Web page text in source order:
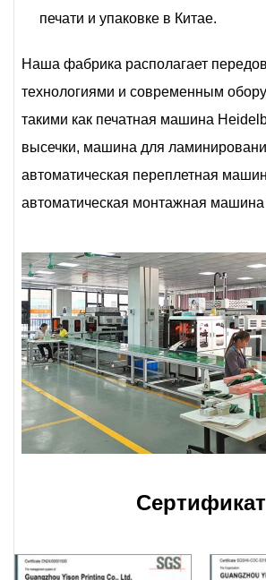
печати и упаковке в Китае.
Наша фабрика располагает
технологиями и современным
такими как печатная машина
высечки, машина для
автоматическая переплетная
автоматическая монтажная машина
Сертификат